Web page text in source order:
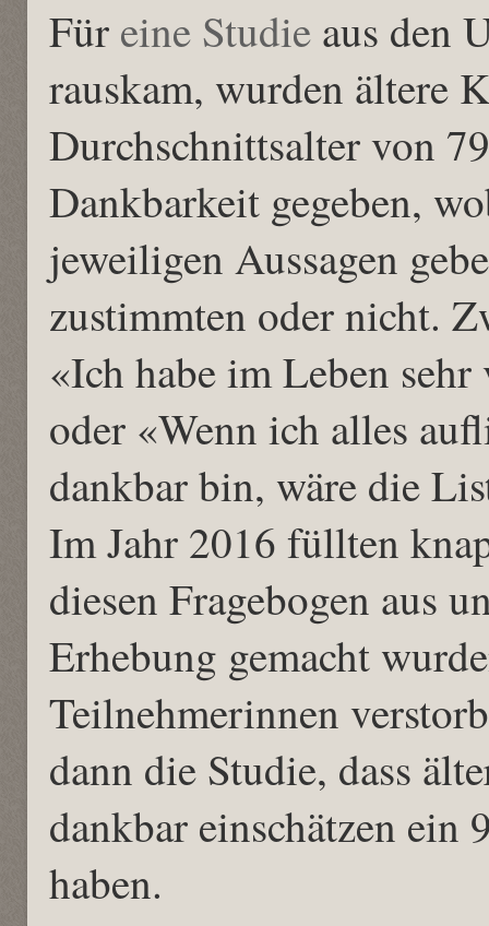
Für eine Studie aus den
rauskam, wurden ältere
Durchschnittsalter von
Dankbarkeit gegeben,
jeweiligen Aussagen
zustimmten oder nicht.
«Ich habe im Leben
oder «Wenn ich alles
dankbar bin, wäre die
Im Jahr 2016 füllten
diesen Fragebogen aus
Erhebung gemacht
Teilnehmerinnen
dann die Studie, dass
dankbar einschätzen ein
haben.